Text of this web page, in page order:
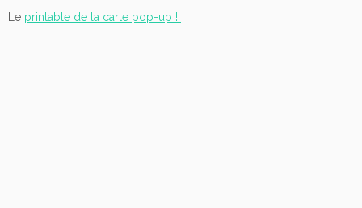
Le printable de la carte pop-up !